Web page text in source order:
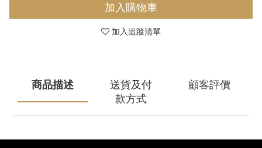
加入購物車
加入追蹤清單
商品描述
送貨及付
款方式
顧客評價